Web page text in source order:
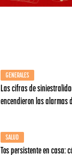
GENERALES
Las cifras de
encendieron las alarmas
SALUD
Tos persistente en casa: